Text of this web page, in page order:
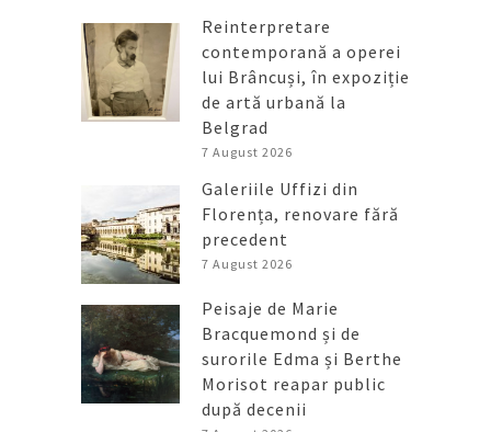
Reinterpretare
contemporană a operei
lui Brâncuși, în expoziție
de artă urbană la
Belgrad
7 August 2026
Galeriile Uffizi din
Florența, renovare fără
precedent
7 August 2026
Peisaje de Marie
Bracquemond și de
surorile Edma și Berthe
Morisot reapar public
după decenii